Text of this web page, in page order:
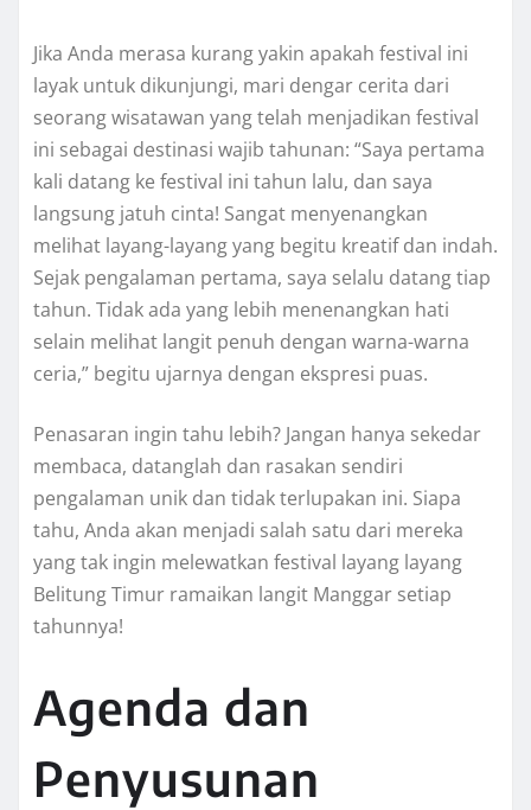
Jika Anda merasa kurang yakin apakah festival ini
layak untuk dikunjungi, mari dengar cerita dari
seorang wisatawan yang telah menjadikan festival
ini sebagai destinasi wajib tahunan: “Saya pertama
kali datang ke festival ini tahun lalu, dan saya
langsung jatuh cinta! Sangat menyenangkan
melihat layang-layang yang begitu kreatif dan indah.
Sejak pengalaman pertama, saya selalu datang tiap
tahun. Tidak ada yang lebih menenangkan hati
selain melihat langit penuh dengan warna-warna
ceria,” begitu ujarnya dengan ekspresi puas.
Penasaran ingin tahu lebih? Jangan hanya sekedar
membaca, datanglah dan rasakan sendiri
pengalaman unik dan tidak terlupakan ini. Siapa
tahu, Anda akan menjadi salah satu dari mereka
yang tak ingin melewatkan festival layang layang
Belitung Timur ramaikan langit Manggar setiap
tahunnya!
Agenda dan
Penyusunan